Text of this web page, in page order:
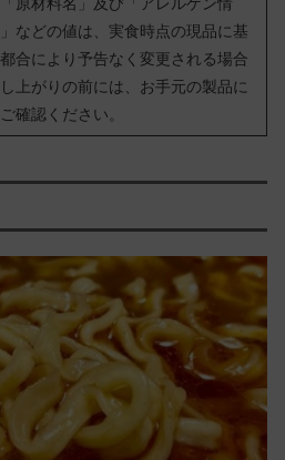
などの値は、実食時点の現品に基
合により予告なく変更される場合
上がりの前には、お手元の製品に
確認ください。